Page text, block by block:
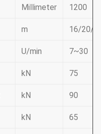
Millimeter 1200
m 16/20/
U/min 7~30
kN 75
kN 90
kN 65